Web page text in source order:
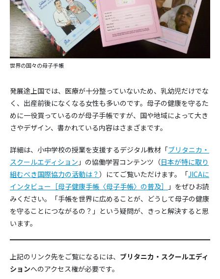
世界の国々の母子手帳
発展途上国では、医療が十分整っていないため、乳幼児だけでな
く、出産前後になくなる女性も多いのです。母子の健康を守るた
めに一役買っているのが母子手帳ですが、国や地域によって大き
さやデザイン、書かれている内容はさまざまです。
詳細は、小中学校の授業を支援するデジタル教材「ブリタニカ・
スクールエディション 」の協働学習コンテンツ（日本が特に取り
組むべき国際協力の活動は？）にてご覧いただけます。「JICAに
インタビュー［母子健康手帳〈母子手帳〉の普及］
」をぜひお読
みください。「手帳を世界に広めることが、どうして母子の健康
を守ることにつながるの？」という疑問が、きっと解決すると思
います。
上記のリンク先をご覧になるには、 ブリタニカ・スクールエディ
ションへのアクセス権が必要です。